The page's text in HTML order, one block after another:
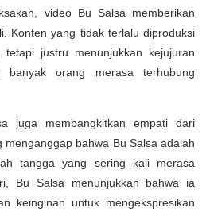
video Bu Salsa memberikan
Konten yang tidak terlalu diproduksi
justru menunjukkan kejujuran
banyak orang merasa terhubung
juga membangkitkan empati dari
menganggap bahwa Bu Salsa adalah
tangga yang sering kali merasa
Bu Salsa menunjukkan bahwa ia
keinginan untuk mengekspresikan